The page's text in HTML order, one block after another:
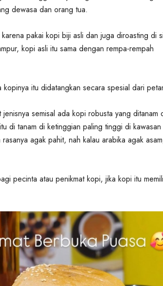
dewasa dan orang tua.
pakai kopi biji asli dan juga diroasting di
kopi asli itu sama dengan rempa-rempah
kopinya itu didatangkan secara spesial dari
semisal ada kopi robusta yang ditanam
di tanam di ketinggian paling tinggi di kawasan
agak pahit, nah kalau arabika agak
pecinta atau penikmat kopi, jika kopi itu